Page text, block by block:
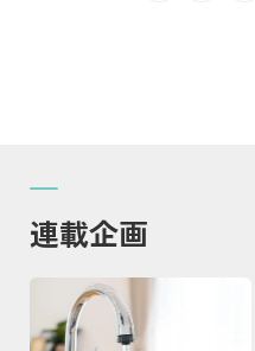
連載企画
記事を読む